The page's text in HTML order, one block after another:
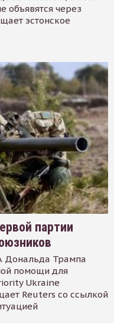
объявятся через
эстонское
партии
Дональда Трампа
помощи для
Ukraine
Reuters со ссылкой